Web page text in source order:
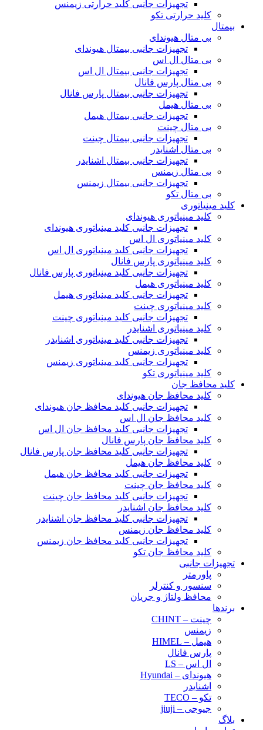
تجهیزات جانبی کلید حرارتی زیمنس
کلید حرارتی تکو
بیمتال
بی متال هیوندای
تجهیزات جانبی بیمتال هیوندای
بی متال ال اس
تجهیزات جانبی بیمتال ال اس
بی متال پارس فانال
تجهیزات جانبی بیمتال پارس فانال
بی متال هیمل
تجهیزات جانبی بیمتال هیمل
بی متال چینت
تجهیزات جانبی بیمتال چینت
بی متال اشنایدر
تجهیزات جانبی بیمتال اشنایدر
بی متال زیمنس
تجهیزات جانبی بیمتال زیمنس
بی متال تکو
کلید مینیاتوری
کلید مینیاتوری هیوندای
تجهیزات جانبی کلید مینیاتوری هیوندای
کلید مینیاتوری ال اس
تجهیزات جانبی کلید مینیاتوری ال اس
کلید مینیاتوری پارس فانال
تجهیزات جانبی کلید مینیاتوری پارس فانال
کلید مینیاتوری هیمل
تجهیزات جانبی کلید مینیاتوری هیمل
کلید مینیاتوری چینت
تجهیزات جانبی کلید مینیاتوری چینت
کلید مینیاتوری اشنایدر
تجهیزات جانبی کلید مینیاتوری اشنایدر
کلید مینیاتوری زیمنس
تجهیزات جانبی کلید مینیاتوری زیمنس
کلید مینیاتوری تکو
کلید محافظ جان
کلید محافظ جان هیوندای
تجهیزات جانبی کلید محافظ جان هیوندای
کلید محافظ جان ال اس
تجهیزات جانبی کلید محافظ جان ال اس
کلید محافظ جان پارس فانال
تجهیزات جانبی کلید محافظ جان پارس فانال
کلید محافظ جان هیمل
تجهیزات جانبی کلید محافظ جان هیمل
کلید محافظ جان چینت
تجهیزات جانبی کلید محافظ جان چینت
کلید محافظ جان اشنایدر
تجهیزات جانبی کلید محافظ جان اشنایدر
کلید محافظ جان زیمنس
تجهیزات جانبی کلید محافظ جان زیمنس
کلید محافظ جان تکو
تجهیزات جانبی
پاورمتر
سنسور و کنترلر
محافظ ولتاژ و‌ جریان
برندها
چینت – CHINT
زیمنس
هیمل – HIMEL
پارس فانال
ال اس – LS
هیوندای – Hyundai
اشنایدر
تکو – TECO
جیوجی – jiuji
بلاگ